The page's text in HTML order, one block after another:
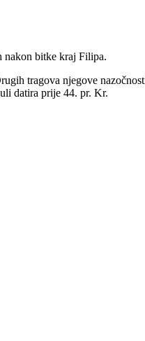
nakon bitke kraj Filipa.
tragova njegove
datira prije 44. pr. Kr.